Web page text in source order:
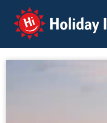
Holiday Info